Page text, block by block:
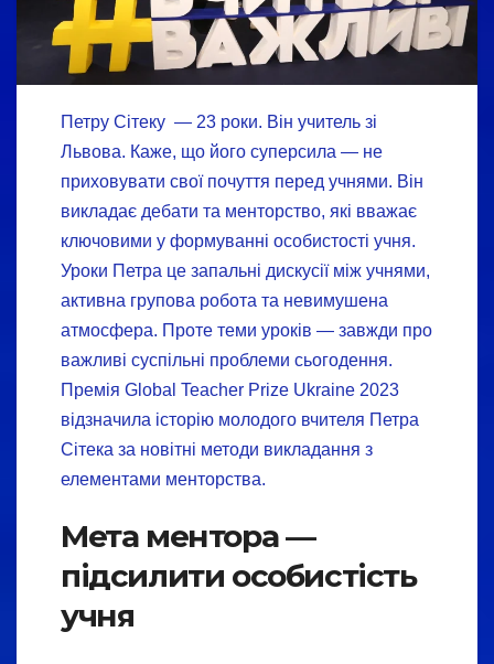
Петру Сітеку — 23 роки. Він учитель зі
Львова. Каже, що його суперсила — не
приховувати свої почуття перед учнями. Він
викладає дебати та менторство, які вважає
ключовими у формуванні особистості учня.
Уроки Петра це запальні дискусії між учнями,
активна групова робота та невимушена
атмосфера. Проте теми уроків — завжди про
важливі суспільні проблеми сьогодення.
Премія Global Teacher Prize Ukraine 2023
відзначила історію молодого вчителя Петра
Сітека за новітні методи викладання з
елементами менторства.
Мета ментора —
підсилити особистість
учня